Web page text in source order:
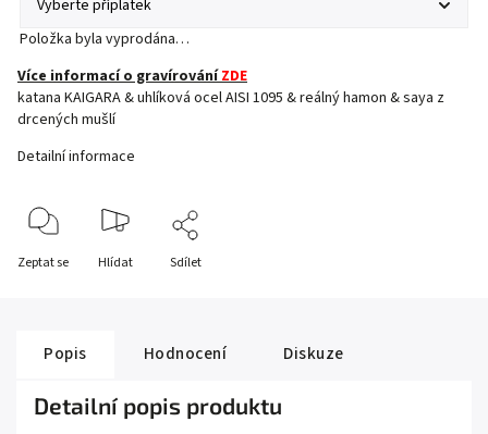
Položka byla vyprodána…
Více informací o gravírováníZDE
katana KAIGARA & uhlíková ocel AISI 1095 & reálný hamon & saya z
drcených mušlí
Detailní informace
Zeptat se Hlídat Sdílet
Popis Hodnocení Diskuze
Detailní popis produktu